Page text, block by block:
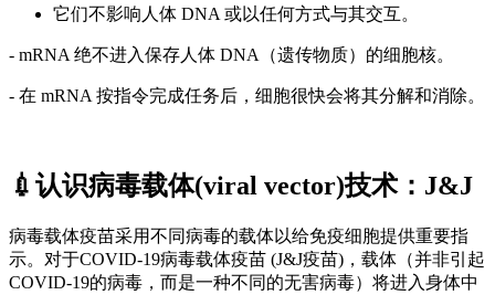
它们不影响人体 DNA 或以任何方式与其交互。
- mRNA 绝不进入保存人体 DNA（遗传物质）的细胞核。
- 在 mRNA 按指令完成任务后，细胞很快会将其分解和消除。
💉认识病毒载体(viral vector)技术：J&J
病毒载体疫苗采用不同病毒的载体以给免疫细胞提供重要指
示。对于COVID-19病毒载体疫苗 (J&J疫苗)，载体（并非引起
COVID-19的病毒，而是一种不同的无害病毒）将进入身体中